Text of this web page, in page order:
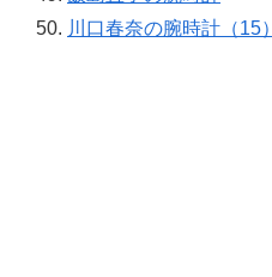
川口春奈の腕時計（15）